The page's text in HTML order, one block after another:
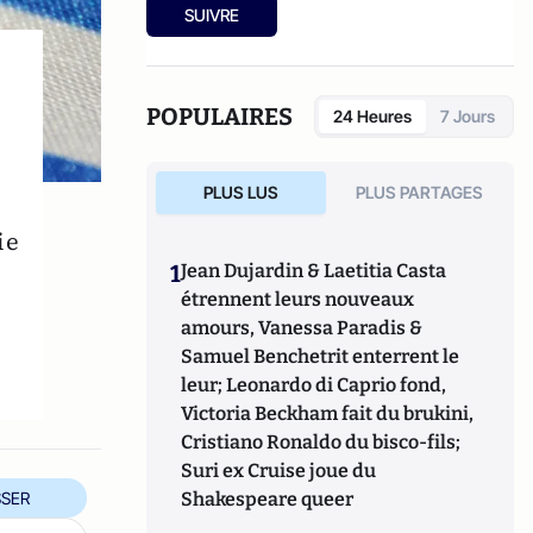
SUIVRE
POPULAIRES 24 Heures 7 Jours
PLUS LUS PLUS PARTAGES
1Jean Dujardin & Laetitia Casta
étrennent leurs nouveaux
amours, Vanessa Paradis &
Samuel Benchetrit enterrent le
leur; Leonardo di Caprio fond,
Victoria Beckham fait du brukini,
Cristiano Ronaldo du bisco-fils;
Suri ex Cruise joue du
Shakespeare queer